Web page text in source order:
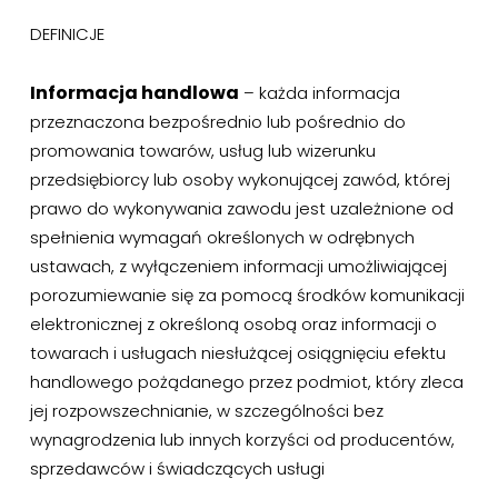
DEFINICJE
Informacja handlowa – każda informacja
przeznaczona bezpośrednio lub pośrednio do
promowania towarów, usług lub wizerunku
przedsiębiorcy lub osoby wykonującej zawód, której
prawo do wykonywania zawodu jest uzależnione od
spełnienia wymagań określonych w odrębnych
ustawach, z wyłączeniem informacji umożliwiającej
porozumiewanie się za pomocą środków komunikacji
elektronicznej z określoną osobą oraz informacji o
towarach i usługach niesłużącej osiągnięciu efektu
handlowego pożądanego przez podmiot, który zleca
jej rozpowszechnianie, w szczególności bez
wynagrodzenia lub innych korzyści od producentów,
sprzedawców i świadczących usługi